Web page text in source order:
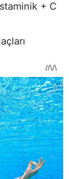
+ C